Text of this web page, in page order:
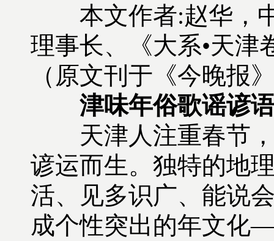
本文作者:赵华，中
理事长、《大系•天津
（原文刊于《今晚报
津味年俗歌谣谚
天津人注重春节，
谚运而生。独特的地
活、见多识广、能说
成个性突出的年文化